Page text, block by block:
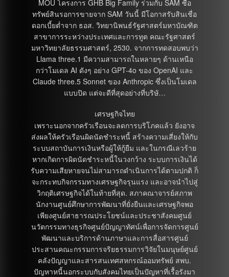
MOU โครงการ GHB Big Family ร่วมกับ SAM ซื้อ
ทรัพย์สินรอการขายจาก SAM วันนี้ มีโอกาสรับสินเชื่อ
ดอกเบี้ยต่ำจาก ธอส. วิทยานิพนธ์รัฐศาสตร์มหาบัณฑิต
สาขาการระหว่างประเทศและการทูต คณะรัฐศาสตร์
มหาวิทยาลัยธรรมศาสตร์, 2530. จากการทดสอบพบว่า
Llama three.1 มีความสามารถในหลายๆ ด้านเหนือ
กว่าโมเดล AI ดังๆ อย่าง GPT-4o ของ OpenAI และ
Claude three.5 Sonnet ของ Anthropic ซึ่งเป็นโมเดล
แบบปิด แต่จะดีที่สุดอย่างที่บริษั…
เศรษฐกิจไทย
เพราะนอกจากครัวเรือนจะลดการบริโภคแล้ว ยังอาจ
ส่งผลให้ครัวเรือนผิดนัดชำระหนี้ สร้างความเสี่ยงให้กับ
ระบบสถาบันการเงินหรือผู้ให้กู้ยืม และในกรณีเลวร้าย
หากเกิดการผิดนัดชำระหนี้ในวงกว้าง ระบบการเงินได้
รับความเสียหายจนไม่สามารถดำเนินการได้ตามปกติ ก็
จะกระทบกิจกรรมทางเศรษฐกิจรุนแรง และอาจนำไปสู่
วิกฤติเศรษฐกิจได้ในท้ายที่สุด. สภาคณาจารย์สภาพ
นักงานศูนย์ศึกษาการพัฒนาที่ยั่งยืนและเศรษฐกิจพอ
เพียงศูนย์สาธารณประโยชน์และประชาสังคมศูนย์
นวัตกรรมทางธุรกิจศูนย์ปัญญาทัศน์เพื่อการจัดการศูนย์
พัฒนาและบริการด้านภาษาและการสื่อสารศูนย์
ประสานคณะกรรมการจริยธรรมการวิจัยในมนุษย์ศูนย์
คลังปัญญาและสารสนเทศสหกรณ์ออมทรัพย์ สพบ.
ปัญหาหนี้นอกระบบกับสังคมไทยเป็นปัญหาที่เรื้อรังมา